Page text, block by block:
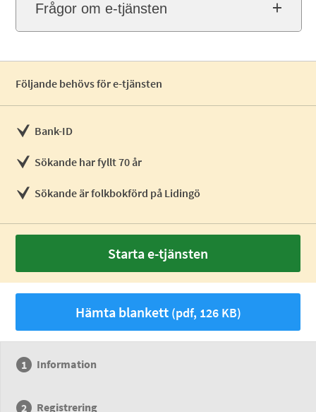
Frågor om e-tjänsten
Följande behövs för e-tjänsten
Bank-ID
Sökande har fyllt 70 år
Sökande är folkbokförd på Lidingö
Starta e-tjänsten
Hämta blankett(pdf, 126 KB)
Information
Registrering